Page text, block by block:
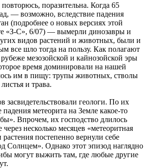
поразительна. Когда 65
— возможно, вследствие падения
(подробнее о новых версиях этой
«З-С», 6/07) — вымерли динозавры и
видов растений и животных, были и
все шло тогда на пользу. Как полагают
мезозойской и кайнозойской эры
время доминировали на нашей
им в пищу: трупы животных, стволы
и трава.
засвидетельствовали геологи. По их
метеорита на Земле какое-то
Впрочем, их господство длилось
несколько месяцев «метеоритная
растения постепенно вернули себе
Солнцем». Однако этот эпизод наглядно
могут выжить там, где любые другие